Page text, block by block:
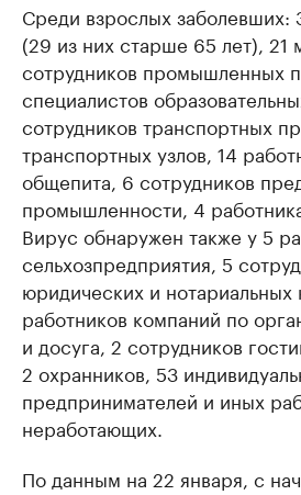
Среди взрослых заболевших:
(29 из них старше 65 лет), 21
сотрудников промышленных
специалистов
сотрудников транспортных
транспортных узлов, 14
общепита, 6 сотрудников
промышленности, 4
Вирус обнаружен также у 5
сельхозпредприятия, 5
юридических и нотариальных
работников компаний по
и досуга, 2 сотрудников
2 охранников, 53
предпринимателей и иных
неработающих.
По данным на 22 января, с